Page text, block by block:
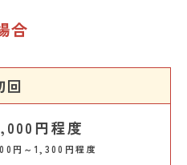
合
回
円程度
円～1,300円程度